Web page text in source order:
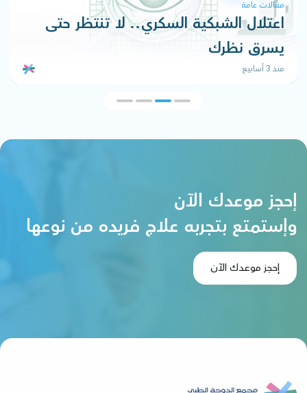
مقالات عامة
اعتلال الشبكية السكري.. لا تنتظر حتى
يسرق نظرك
منذ 3 أسابيع
إحجز موعدك الآن
وإستمتع بتجربه علاج فريده من نوعها
إحجز موعدك الآن